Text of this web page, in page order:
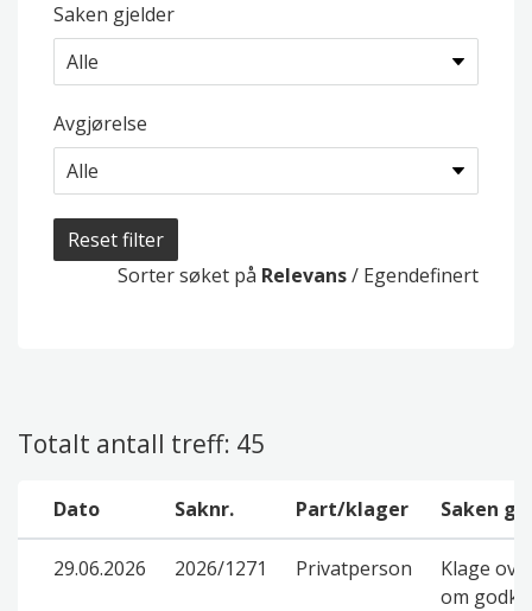
Saken gjelder
Avgjørelse
Reset filter
Sorter søket på Relevans/ Egendefinert
Totalt antall treff: 45
Dato Saknr. Part/klager Saken
29.06.2026 2026/1271 Privatperson
Klage
om